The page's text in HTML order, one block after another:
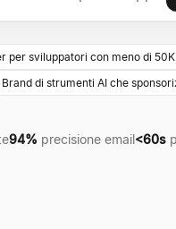
per sviluppatori con meno di
Brand di strumenti AI che
94% precisione email<60s